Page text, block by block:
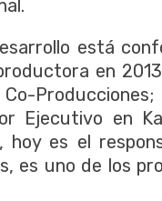
está
en
Ejecutivo en
hoy es el
es uno de los